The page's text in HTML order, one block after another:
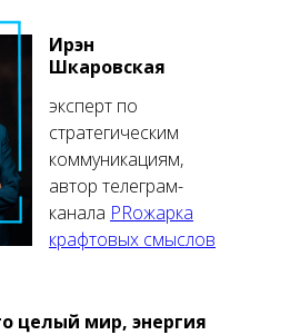
целый мир, энергия
Ирэн
Шкаровская
эксперт по
стратегическим
коммуникациям,
автор телеграм-
канала PRожарка
крафтовых смыслов